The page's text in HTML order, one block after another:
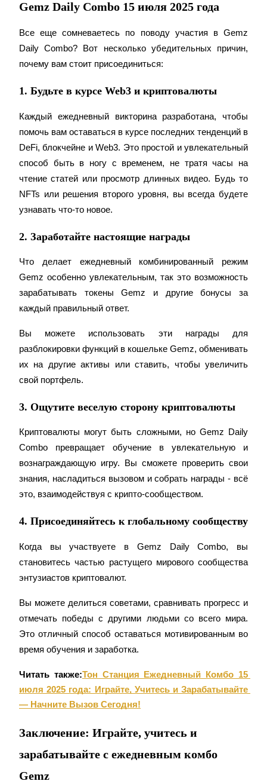
Реферал
Пригласите друга, чтобы получить денежные
вознаграждения
BTC Welcome Rewards
BTC Welcome Rewards
Deposit CASHCAT & Win
Exclusive for BitMart Users
Precious Metals Trading Carnival
Trade Gold & Silver · 33,333 USDT Bonus
USDT Flexible Staking | Daily Rewards
BTC Flexible Staking | Daily Rewards
Gemz Daily Combo 15 июля 2025 года
Все еще сомневаетесь по поводу участия в Gemz
Daily Combo? Вот несколько убедительных причин,
почему вам стоит присоединиться:
1. Будьте в курсе Web3 и криптовалюты
Каждый ежедневный викторина разработана, чтобы
помочь вам оставаться в курсе последних тенденций в
DeFi, блокчейне и Web3. Это простой и увлекательный
способ быть в ногу с временем, не тратя часы на
чтение статей или просмотр длинных видео. Будь то
NFTs или решения второго уровня, вы всегда будете
узнавать что-то новое.
2. Заработайте настоящие награды
Что делает ежедневный комбинированный режим
Gemz особенно увлекательным, так это возможность
зарабатывать токены Gemz и другие бонусы за
каждый правильный ответ.
Вы можете использовать эти награды для
разблокировки функций в кошельке Gemz, обменивать
их на другие активы или ставить, чтобы увеличить
свой портфель.
3. Ощутите веселую сторону криптовалюты
Криптовалюты могут быть сложными, но Gemz Daily
Combo превращает обучение в увлекательную и
вознаграждающую игру. Вы сможете проверить свои
знания, насладиться вызовом и собрать награды - всё
это, взаимодействуя с крипто-сообществом.
4. Присоединяйтесь к глобальному сообществу
Когда вы участвуете в Gemz Daily Combo, вы
становитесь частью растущего мирового сообщества
энтузиастов криптовалют.
Вы можете делиться советами, сравнивать прогресс и
отмечать победы с другими людьми со всего мира.
Это отличный способ оставаться мотивированным во
время обучения и заработка.
Читать также:Тон Станция Ежедневный Комбо 15
июля 2025 года: Играйте, Учитесь и Зарабатывайте
— Начните Вызов Сегодня!
Заключение: Играйте, учитесь и
зарабатывайте с ежедневным комбо
Gemz